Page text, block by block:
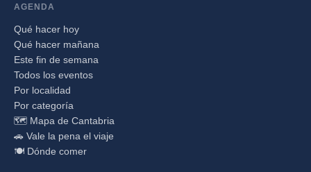
AGENDA
Qué hacer hoy
Qué hacer mañana
Este fin de semana
Todos los eventos
Por localidad
Por categoría
🗺️ Mapa de Cantabria
🚗 Vale la pena el viaje
🍽️ Dónde comer